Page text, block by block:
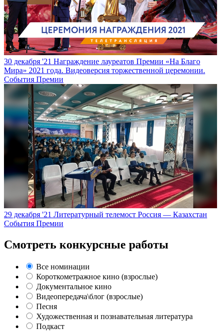
30 декабря '21 Награждение лауреатов Премии «На Благо
Мира» 2021 года. Видеоверсия торжественной церемонии.
События Премии
29 декабря '21 Литературный телемост Россия — Казахстан
События Премии
Смотреть конкурсные работы
Все номинации
Короткометражное кино (взрослые)
Документальное кино
Видеопередача\блог (взрослые)
Песня
Художественная и познавательная литература
Подкаст